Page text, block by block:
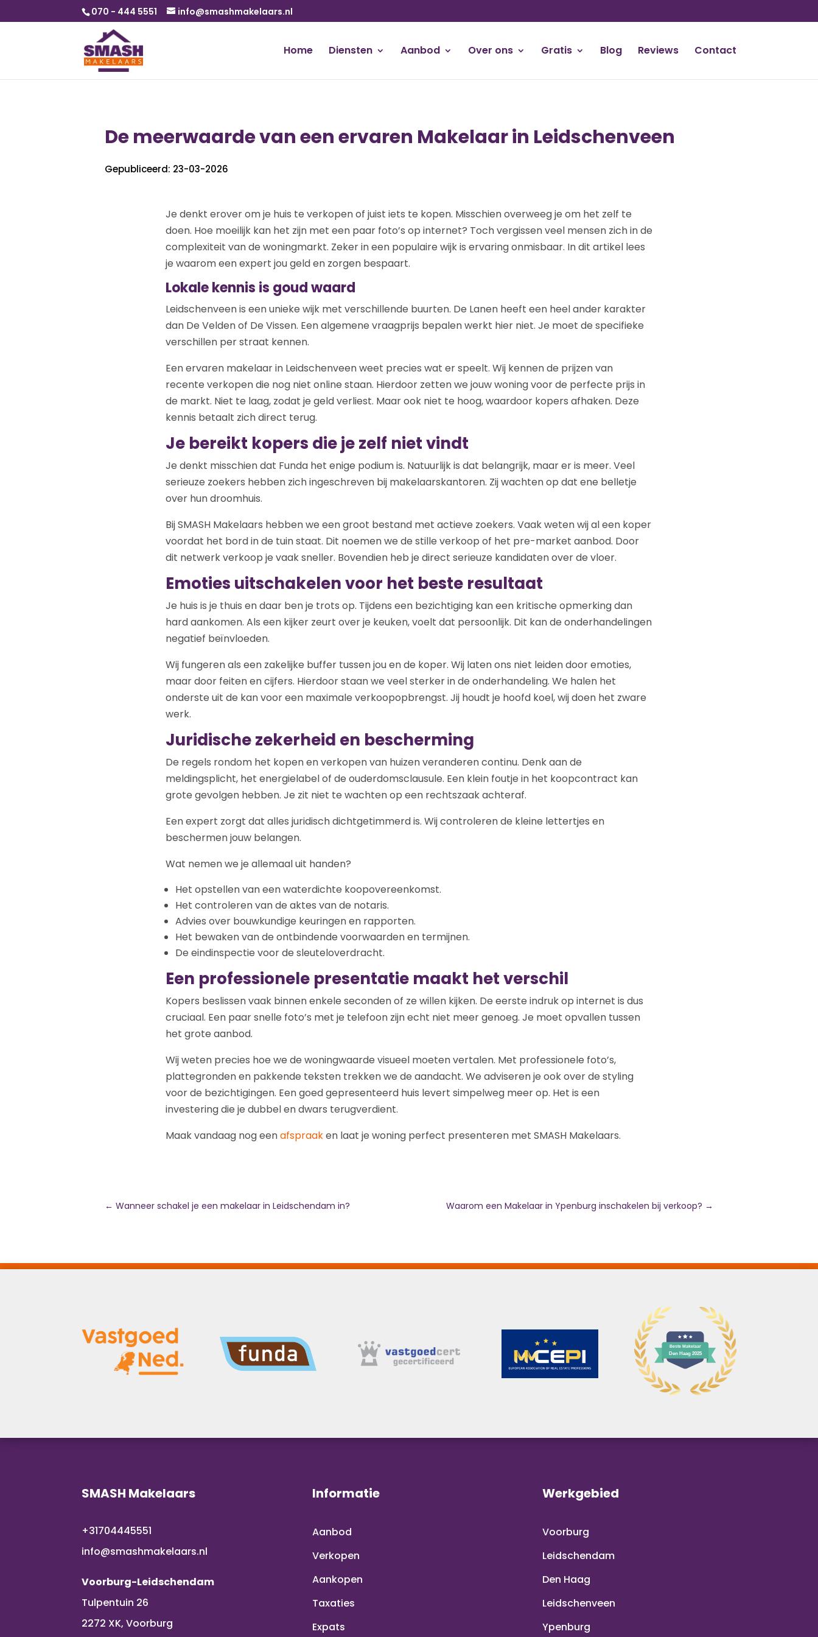
070 - 444 5551 info@smashmakelaars.nl
Home Diensten Aanbod Over ons Gratis Blog Reviews Contact
De meerwaarde van een ervaren Makelaar in Leidschenveen
Gepubliceerd: 23-03-2026
Je denkt erover om je huis te verkopen of juist iets te kopen. Misschien overweeg je om het zelf te
doen. Hoe moeilijk kan het zijn met een paar foto’s op internet? Toch vergissen veel mensen zich in de
complexiteit van de woningmarkt. Zeker in een populaire wijk is ervaring onmisbaar. In dit artikel lees
je waarom een expert jou geld en zorgen bespaart.
Lokale kennis is goud waard
Leidschenveen is een unieke wijk met verschillende buurten. De Lanen heeft een heel ander karakter
dan De Velden of De Vissen. Een algemene vraagprijs bepalen werkt hier niet. Je moet de specifieke
verschillen per straat kennen.
Een ervaren makelaar in Leidschenveen weet precies wat er speelt. Wij kennen de prijzen van
recente verkopen die nog niet online staan. Hierdoor zetten we jouw woning voor de perfecte prijs in
de markt. Niet te laag, zodat je geld verliest. Maar ook niet te hoog, waardoor kopers afhaken. Deze
kennis betaalt zich direct terug.
Je bereikt kopers die je zelf niet vindt
Je denkt misschien dat Funda het enige podium is. Natuurlijk is dat belangrijk, maar er is meer. Veel
serieuze zoekers hebben zich ingeschreven bij makelaarskantoren. Zij wachten op dat ene belletje
over hun droomhuis.
Bij SMASH Makelaars hebben we een groot bestand met actieve zoekers. Vaak weten wij al een koper
voordat het bord in de tuin staat. Dit noemen we de stille verkoop of het pre-market aanbod. Door
dit netwerk verkoop je vaak sneller. Bovendien heb je direct serieuze kandidaten over de vloer.
Emoties uitschakelen voor het beste resultaat
Je huis is je thuis en daar ben je trots op. Tijdens een bezichtiging kan een kritische opmerking dan
hard aankomen. Als een kijker zeurt over je keuken, voelt dat persoonlijk. Dit kan de onderhandelingen
negatief beïnvloeden.
Wij fungeren als een zakelijke buffer tussen jou en de koper. Wij laten ons niet leiden door emoties,
maar door feiten en cijfers. Hierdoor staan we veel sterker in de onderhandeling. We halen het
onderste uit de kan voor een maximale verkoopopbrengst. Jij houdt je hoofd koel, wij doen het zware
werk.
Juridische zekerheid en bescherming
De regels rondom het kopen en verkopen van huizen veranderen continu. Denk aan de
meldingsplicht, het energielabel of de ouderdomsclausule. Een klein foutje in het koopcontract kan
grote gevolgen hebben. Je zit niet te wachten op een rechtszaak achteraf.
Een expert zorgt dat alles juridisch dichtgetimmerd is. Wij controleren de kleine lettertjes en
beschermen jouw belangen.
Wat nemen we je allemaal uit handen?
Het opstellen van een waterdichte koopovereenkomst.
Het controleren van de aktes van de notaris.
Advies over bouwkundige keuringen en rapporten.
Het bewaken van de ontbindende voorwaarden en termijnen.
De eindinspectie voor de sleuteloverdracht.
Een professionele presentatie maakt het verschil
Kopers beslissen vaak binnen enkele seconden of ze willen kijken. De eerste indruk op internet is dus
cruciaal. Een paar snelle foto’s met je telefoon zijn echt niet meer genoeg. Je moet opvallen tussen
het grote aanbod.
Wij weten precies hoe we de woningwaarde visueel moeten vertalen. Met professionele foto’s,
plattegronden en pakkende teksten trekken we de aandacht. We adviseren je ook over de styling
voor de bezichtigingen. Een goed gepresenteerd huis levert simpelweg meer op. Het is een
investering die je dubbel en dwars terugverdient.
Maak vandaag nog eenafspraaken laat je woning perfect presenteren met SMASH Makelaars.
← Wanneer schakel je een makelaar in Leidschendam in? Waarom een Makelaar in Ypenburg inschakelen bij verkoop? →
SMASH Makelaars
+31704445551
info@smashmakelaars.nl
Voorburg-Leidschendam
Tulpentuin 26
2272 XK, Voorburg
Informatie
Aanbod
Verkopen
Aankopen
Taxaties
Expats
Werkgebied
Voorburg
Leidschendam
Den Haag
Leidschenveen
Ypenburg